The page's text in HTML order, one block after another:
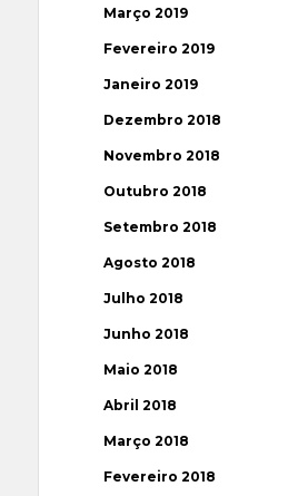
Março 2019
Fevereiro 2019
Janeiro 2019
Dezembro 2018
Novembro 2018
Outubro 2018
Setembro 2018
Agosto 2018
Julho 2018
Junho 2018
Maio 2018
Abril 2018
Março 2018
Fevereiro 2018